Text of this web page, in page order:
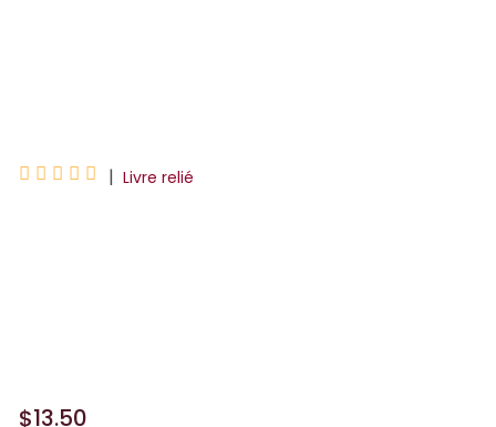
     | Livre relié
$13.50